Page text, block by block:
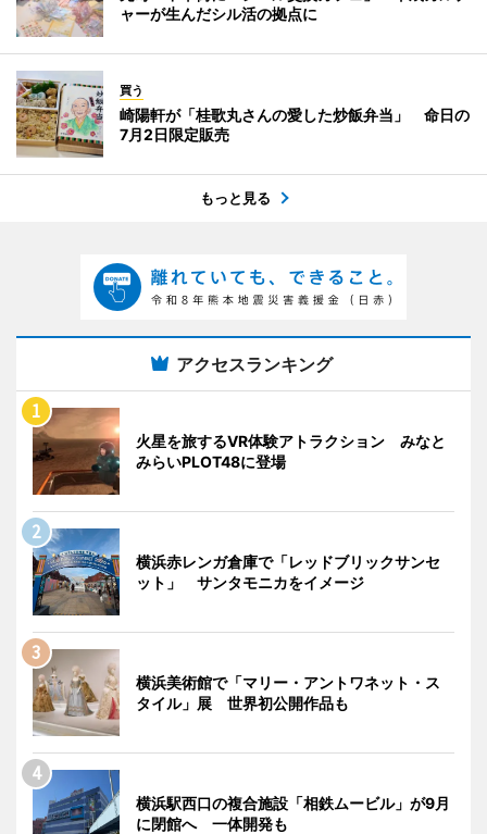
ャーが生んだシル活の拠点に
買う
崎陽軒が「桂歌丸さんの愛した炒飯弁当」 命日の
7月2日限定販売
もっと見る
アクセスランキング
火星を旅するVR体験アトラクション みなと
みらいPLOT48に登場
横浜赤レンガ倉庫で「レッドブリックサンセ
ット」 サンタモニカをイメージ
横浜美術館で「マリー・アントワネット・ス
タイル」展 世界初公開作品も
横浜駅西口の複合施設「相鉄ムービル」が9月
に閉館へ 一体開発も